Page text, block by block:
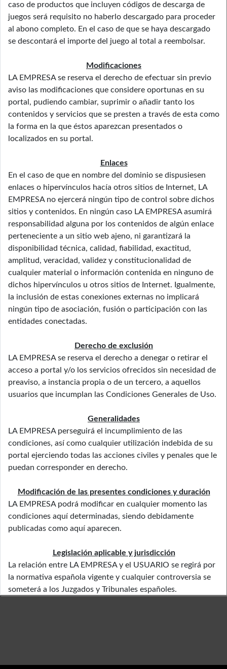
caso de productos que incluyen códigos de descarga de
juegos será requisito no haberlo descargado para proceder
al abono completo. En el caso de que se haya descargado
se descontará el importe del juego al total a reembolsar.
Modificaciones
LA EMPRESA se reserva el derecho de efectuar sin previo
aviso las modificaciones que considere oportunas en su
portal, pudiendo cambiar, suprimir o añadir tanto los
contenidos y servicios que se presten a través de esta como
la forma en la que éstos aparezcan presentados o
localizados en su portal.
Enlaces
En el caso de que en nombre del dominio se dispusiesen
enlaces o hipervínculos hacía otros sitios de Internet, LA
EMPRESA no ejercerá ningún tipo de control sobre dichos
sitios y contenidos. En ningún caso LA EMPRESA asumirá
responsabilidad alguna por los contenidos de algún enlace
perteneciente a un sitio web ajeno, ni garantizará la
disponibilidad técnica, calidad, fiabilidad, exactitud,
amplitud, veracidad, validez y constitucionalidad de
cualquier material o información contenida en ninguno de
dichos hipervínculos u otros sitios de Internet. Igualmente,
la inclusión de estas conexiones externas no implicará
ningún tipo de asociación, fusión o participación con las
entidades conectadas.
Derecho de exclusión
LA EMPRESA se reserva el derecho a denegar o retirar el
acceso a portal y/o los servicios ofrecidos sin necesidad de
preaviso, a instancia propia o de un tercero, a aquellos
usuarios que incumplan las Condiciones Generales de Uso.
Generalidades
LA EMPRESA perseguirá el incumplimiento de las
condiciones, así como cualquier utilización indebida de su
portal ejerciendo todas las acciones civiles y penales que le
puedan corresponder en derecho.
Modificación de las presentes condiciones y duración
LA EMPRESA podrá modificar en cualquier momento las
condiciones aquí determinadas, siendo debidamente
publicadas como aquí aparecen.
Legislación aplicable y jurisdicción
La relación entre LA EMPRESA y el USUARIO se regirá por
la normativa española vigente y cualquier controversia se
someterá a los Juzgados y Tribunales españoles.